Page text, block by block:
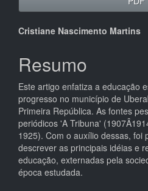
Conteúdo
do
artigo
principal
Cristiane Nascimento Martins
Resumo
Este artigo enfatiza a educação
progresso no município de
Primeira República. As fontes
periódicos 'A Tribuna'
1925). Com o auxílio dessas, foi
descrever as principais idéias e
educação, externadas pela
época estudada.